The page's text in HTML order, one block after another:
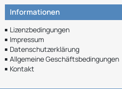
Informationen
Lizenzbedingungen
Impressum
Datenschutzerklärung
Allgemeine Geschäftsbedingungen
Kontakt